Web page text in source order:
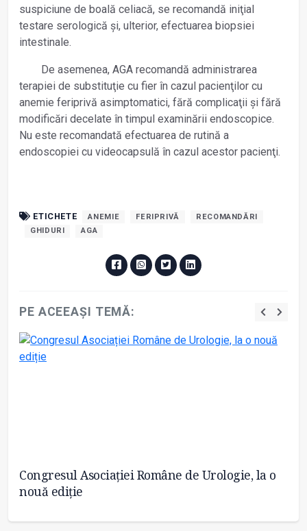
suspiciune de boală celiacă, se recomandă iniţial
testare serologică și, ulterior, efectuarea biopsiei
intestinale.
De asemenea, AGA recomandă administrarea
terapiei de substituţie cu fier în cazul pacienţilor cu
anemie feriprivă asimptomatici, fără complicaţii și fără
modificări decelate în timpul examinării endoscopice.
Nu este recomandată efectuarea de rutină a
endoscopiei cu videocapsulă în cazul acestor pacienţi.
ETICHETE ANEMIE FERIPRIVĂ
RECOMANDĂRI
GHIDURI
AGA
PE ACEEAȘI TEMĂ:
Congresul Asociației Române de Urologie, la o
nouă ediție